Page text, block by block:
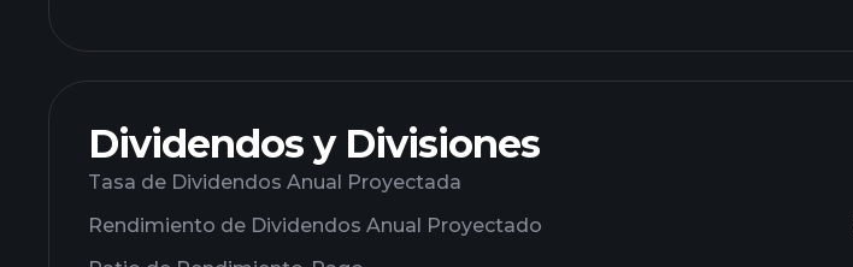
Dividendos y Divisiones
Tasa de Dividendos Anual Proyectada
Rendimiento de Dividendos Anual Proyectado